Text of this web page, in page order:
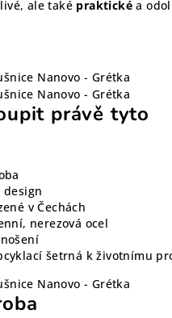
ale také praktické a
právě tyto
design
v Čechách
nerezová ocel
šetrná k životnímu